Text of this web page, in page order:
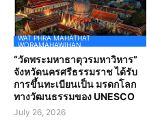
WAT PHRA MAHATHAT
WORAMAHAWIHAN
“วัดพระมหาธาตุวรมหาวิหาร”
จังหวัดนครศรีธรรมราช ได้รับ
การขึ้นทะเบียนเป็น มรดกโลก
ทางวัฒนธรรมของ UNESCO
July 26, 2026